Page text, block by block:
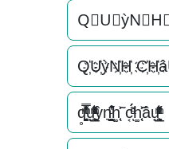
Q҉U҉ỳN҉H҉
q̥̳̭̘̳͔̹̄ͫ̔̌ͭ̿̓ͅu̟͎̲͕̼̳͉̲ͮͫͭ̋ͭ͛ͣ̈ỳn͉̠̙͉̗̺̋̋̔ͧ̊h͚̖̜̍̃͐ c͔ͣͦ́́͂ͅh͚̖̜̍̃͐âu̟͎̲͕̼̳͉̲ͮͫͭ̋ͭ͛ͣ̈